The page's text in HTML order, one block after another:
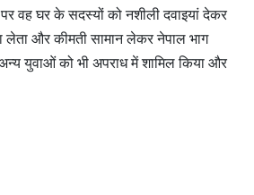
वह घर के सदस्यों को नशीली दवाइयां देकर
लेता और कीमती सामान लेकर नेपाल भाग
युवाओं को भी अपराध में शामिल किया और